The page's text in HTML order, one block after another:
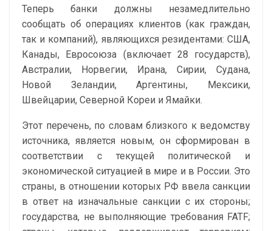
Теперь банки должны незамедлительно
сообщать об операциях клиентов (как граждан,
так и компаний), являющихся резидентами: США,
Канады, Евросоюза (включает 28 государств),
Австралии, Норвегии, Ирана, Сирии, Судана,
Новой Зеландии, Аргентины, Мексики,
Швейцарии, Северной Кореи и Ямайки.
Этот перечень, по словам близкого к ведомству
источника, является новым, он сформирован в
соответствии с текущей политической и
экономической ситуацией в мире и в России. Это
страны, в отношении которых РФ ввела санкции
в ответ на изначальные санкции с их стороны;
государства, не выполняющие требования FATF;